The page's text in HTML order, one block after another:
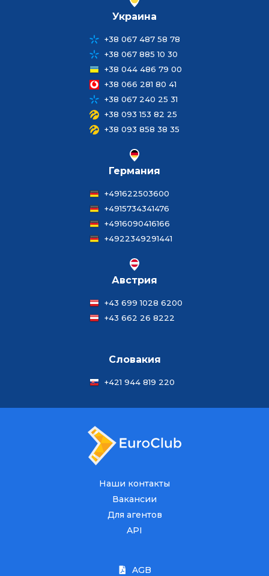
Украина
+38 067 487 58 78
+38 067 885 10 30
+38 044 486 79 00
+38 066 281 80 41
+38 067 240 25 31
+38 093 153 82 25
+38 093 858 38 35
Германия
+491622503600
+4915734341476
+4916090416166
+4922349291441
Австрия
+43 699 1028 6200
+43 662 26 8222
Словакия
+421 944 819 220
Наши контакты
Вакансии
Для агентов
API
AGB